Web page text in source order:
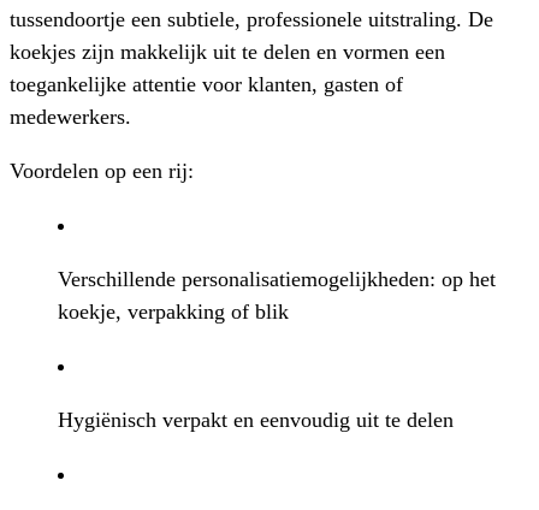
tussendoortje een subtiele, professionele uitstraling. De
koekjes zijn makkelijk uit te delen en vormen een
toegankelijke attentie voor klanten, gasten of
medewerkers.
Voordelen op een rij:
Verschillende personalisatiemogelijkheden: op het
koekje, verpakking of blik
Hygiënisch verpakt en eenvoudig uit te delen